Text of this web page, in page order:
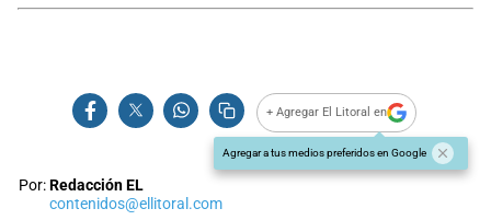
+ Agregar El Litoral en
Agregar a tus medios preferidos en Google
Por:Redacción EL
contenidos@ellitoral.com